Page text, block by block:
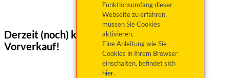
Funktionsumfang dieser
Webseite zu erfahren,
müssen Sie Cookies
aktivieren.
Eine Anleitung wie Sie
Cookies in Ihrem Browser
einschalten, befindet sich
hier.
Derzeit (noch) keine Veranstaltungen
Vorverkauf!